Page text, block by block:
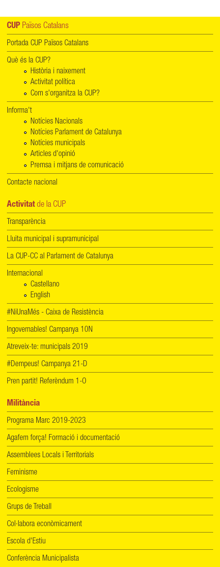
CUP Països Catalans
Portada CUP Països Catalans
Què és la CUP?
Història i naixement
Activitat política
Com s'organitza la CUP?
Informa't
Notícies Nacionals
Notícies Parlament de Catalunya
Notícies municipals
Articles d'opinió
Premsa i mitjans de comunicació
Contacte nacional
Activitat de la CUP
Transparència
Lluita municipal i supramunicipal
La CUP-CC al Parlament de Catalunya
Internacional
Castellano
English
#NiUnaMés - Caixa de Resistència
Ingovernables! Campanya 10N
Atreveix-te: municipals 2019
#Dempeus! Campanya 21-D
Pren partit! Referèndum 1-O
Militància
Programa Marc 2019-2023
Agafem força! Formació i documentació
Assemblees Locals i Territorials
Feminisme
Ecologisme
Grups de Treball
Col·labora econòmicament
Escola d'Estiu
Conferència Municipalista